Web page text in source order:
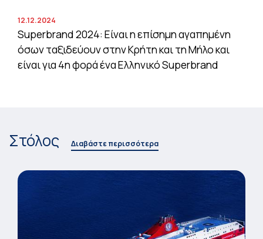
12.12.2024
Superbrand 2024: Είναι η επίσημη αγαπημένη
όσων ταξιδεύουν στην Κρήτη και τη Μήλο και
είναι για 4η φορά ένα Ελληνικό Superbrand
Στόλος Διαβάστε περισσότερα